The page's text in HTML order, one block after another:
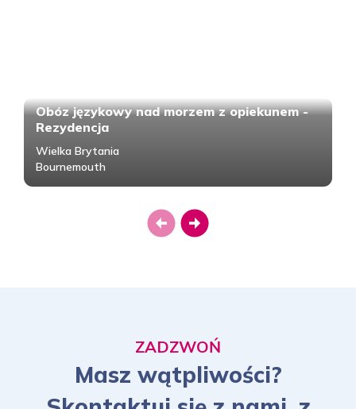
Obóz językowy nad morzem z opiekunem -
Rezydencja
Wielka Brytania
Bournemouth
PreviousNext
ZADZWOŃ
Masz wątpliwości?